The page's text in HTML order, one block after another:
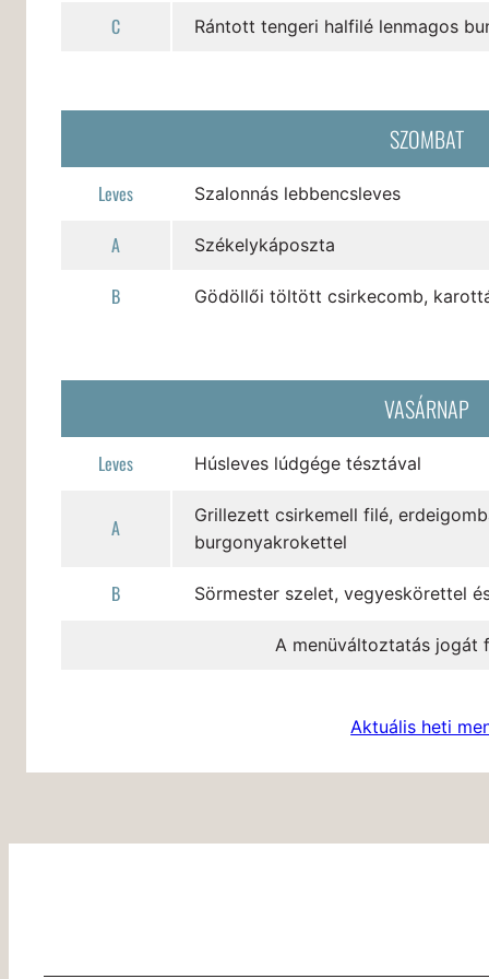
C Rántott tengeri halfilé lenmagos
SZOMBAT
Leves Szalonnás lebbencsleves
A Székelykáposzta
B Gödöllői töltött csirkecomb,
VASÁRNAP
Leves Húsleves lúdgége tésztával
A
Grillezett csirkemell filé,
burgonyakrokettel
B Sörmester szelet, vegyeskörettel
A menüváltoztatás jogát
Aktuális heti